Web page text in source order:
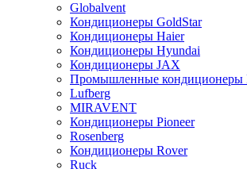
Globalvent
Кондиционеры GoldStar
Кондиционеры Haier
Кондиционеры Hyundai
Кондиционеры JAX
Промышленные кондиционеры
Lufberg
MIRAVENT
Кондиционеры Pioneer
Rosenberg
Кондиционеры Rover
Ruck